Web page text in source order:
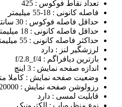
تعداد نقاط فوکوس : 425
فاصله کانونی : 18-55 میلیمتر
حداقل فاصله فوکوس : 30 سانتیمتر
حداقل فاصله کانونی : 18 میلیمتر
حداکثر فاصله کانونی : 55 میلیمتر
لرزشگیر لنز : دارد
بازترین دیافراگم : f/2.8_f/4
اندازه صفحه نمایش : 3 اینچ
وضعیت صفحه نمایش : کاملا
رزولوشن صفحه نمایش : 1620000
قابلیت لمسی : دارد
نوع منظره‌یاب : الکترونیک